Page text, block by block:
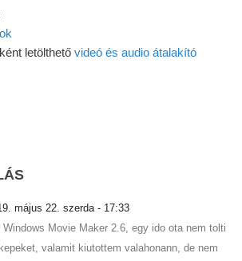
letölthető videó és audio átalakító
május 22. szerda - 17:33
Movie Maker 2.6, egy ido ota nem tolti
valamit kiutottem valahonann, de nem